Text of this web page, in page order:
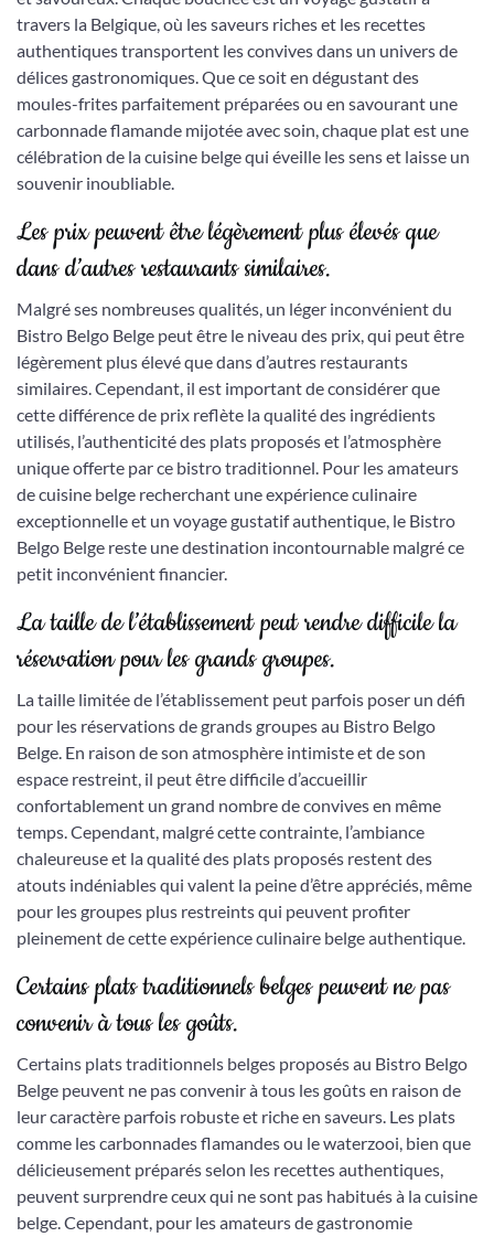
travers la Belgique, où les saveurs riches et les recettes
authentiques transportent les convives dans un univers de
délices gastronomiques. Que ce soit en dégustant des
moules-frites parfaitement préparées ou en savourant une
carbonnade flamande mijotée avec soin, chaque plat est une
célébration de la cuisine belge qui éveille les sens et laisse un
souvenir inoubliable.
Les prix peuvent être légèrement plus élevés que
dans d’autres restaurants similaires.
Malgré ses nombreuses qualités, un léger inconvénient du
Bistro Belgo Belge peut être le niveau des prix, qui peut être
légèrement plus élevé que dans d’autres restaurants
similaires. Cependant, il est important de considérer que
cette différence de prix reflète la qualité des ingrédients
utilisés, l’authenticité des plats proposés et l’atmosphère
unique offerte par ce bistro traditionnel. Pour les amateurs
de cuisine belge recherchant une expérience culinaire
exceptionnelle et un voyage gustatif authentique, le Bistro
Belgo Belge reste une destination incontournable malgré ce
petit inconvénient financier.
La taille de l’établissement peut rendre difficile la
réservation pour les grands groupes.
La taille limitée de l’établissement peut parfois poser un défi
pour les réservations de grands groupes au Bistro Belgo
Belge. En raison de son atmosphère intimiste et de son
espace restreint, il peut être difficile d’accueillir
confortablement un grand nombre de convives en même
temps. Cependant, malgré cette contrainte, l’ambiance
chaleureuse et la qualité des plats proposés restent des
atouts indéniables qui valent la peine d’être appréciés, même
pour les groupes plus restreints qui peuvent profiter
pleinement de cette expérience culinaire belge authentique.
Certains plats traditionnels belges peuvent ne pas
convenir à tous les goûts.
Certains plats traditionnels belges proposés au Bistro Belgo
Belge peuvent ne pas convenir à tous les goûts en raison de
leur caractère parfois robuste et riche en saveurs. Les plats
comme les carbonnades flamandes ou le waterzooi, bien que
délicieusement préparés selon les recettes authentiques,
peuvent surprendre ceux qui ne sont pas habitués à la cuisine
belge. Cependant, pour les amateurs de gastronomie